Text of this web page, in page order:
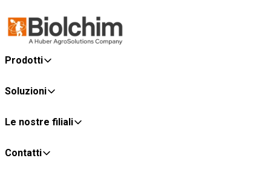
Prodotti
Soluzioni
Le nostre filiali
Contatti